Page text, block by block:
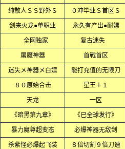
纯散人ＳＳ野外Ｓ ０冲毕业Ｓ首区Ｓ
剑来火龙●单职业 永久有产出●耐嫖
全网独家 复古迷失
屠魔神器 首戰首区
迷失メ神器メ白嫖 能打充值的无限刀
８０原始合击 星王＋１
天龙 一区
《暗黑第九章》 《已全球发行》
暴力魔尊超变态 必爆神器无敌剑
杀紫怪必爆起飞装 ８倍切割９倍刀速